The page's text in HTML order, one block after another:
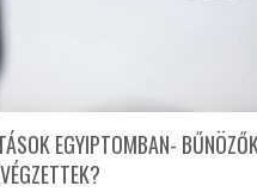
EGYIPTOMBAN-